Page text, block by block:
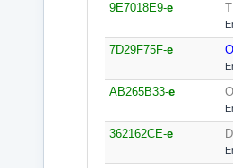
9E7018E9-e
7D29F75F-e
AB265B33-e
362162CE-e